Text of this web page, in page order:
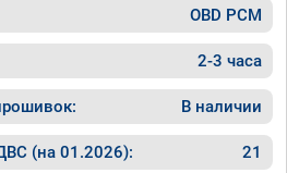
способ
общем
OBD PCM
2-3 часа
В наличии
(на 01.2026): 21